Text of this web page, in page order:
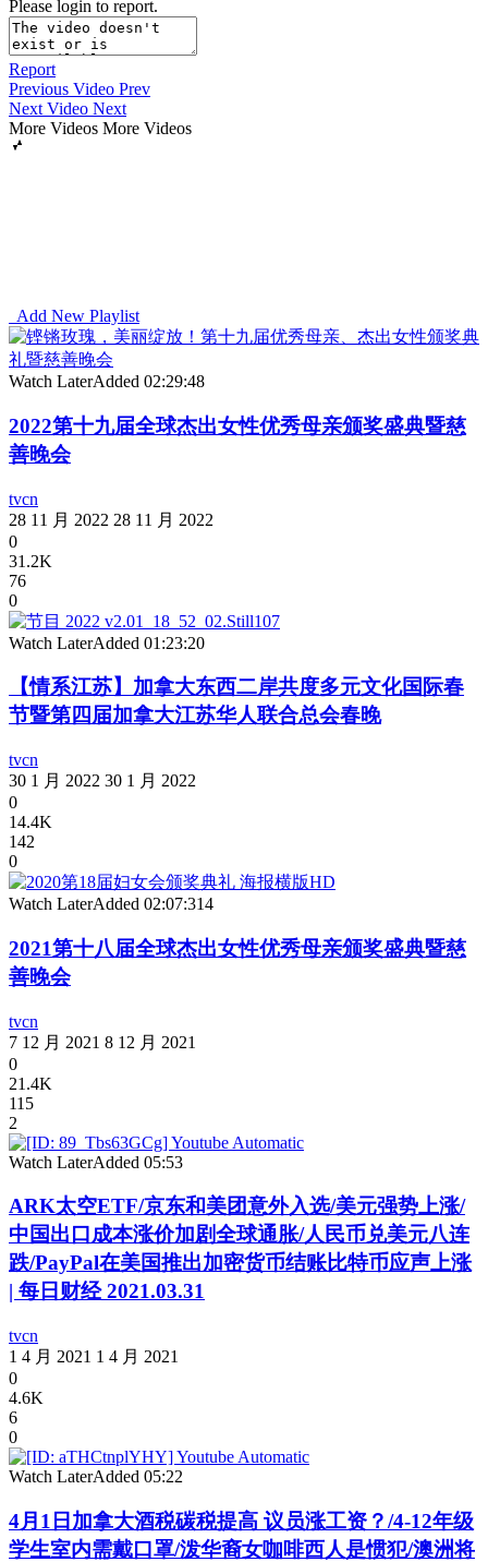
Please login to report.
Report
Previous Video Prev
Next Video Next
More Videos More Videos
Add New Playlist
Watch LaterAdded 02:29:48
2022第十九届全球杰出女性优秀母亲颁奖盛典暨慈
善晚会
tvcn
28 11 月 2022 28 11 月 2022
0
31.2K
76
0
Watch LaterAdded 01:23:20
【情系江苏】加拿大东西二岸共度多元文化国际春
节暨第四届加拿大江苏华人联合总会春晚
tvcn
30 1 月 2022 30 1 月 2022
0
14.4K
142
0
Watch LaterAdded 02:07:314
2021第十八届全球杰出女性优秀母亲颁奖盛典暨慈
善晚会
tvcn
7 12 月 2021 8 12 月 2021
0
21.4K
115
2
Watch LaterAdded 05:53
ARK太空ETF/京东和美团意外入选/美元强势上涨/
中国出口成本涨价加剧全球通胀/人民币兑美元八连
跌/PayPal在美国推出加密货币结账比特币应声上涨
| 每日财经 2021.03.31
tvcn
1 4 月 2021 1 4 月 2021
0
4.6K
6
0
Watch LaterAdded 05:22
4月1日加拿大酒税碳税提高 议员涨工资？/4-12年级
学生室内需戴口罩/泼华裔女咖啡西人是惯犯/澳洲将